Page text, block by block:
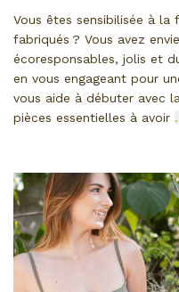
Vous êtes sensibilisée à
fabriqués ? Vous avez
écoresponsables, jolis et
en vous engageant pour
vous aide à débuter avec
pièces essentielles à avoir